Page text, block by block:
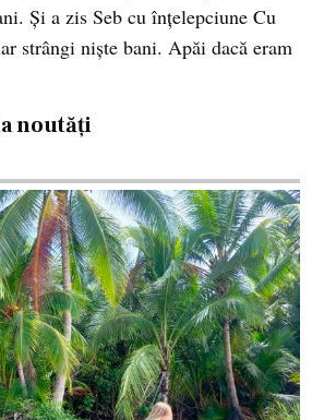
Şi a zis Seb cu înţelepciune Cu
strângi nişte bani. Apăi dacă eram
noutăți